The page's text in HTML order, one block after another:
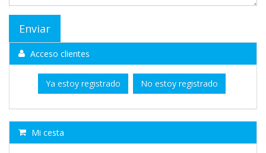
Acceso clientes
Ya estoy registrado No estoy registrado
Mi cesta